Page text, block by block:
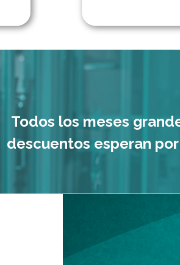
Todos los meses
descuentos esperan